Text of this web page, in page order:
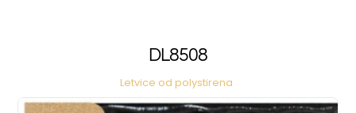
DL8508
Letvice od polystirena